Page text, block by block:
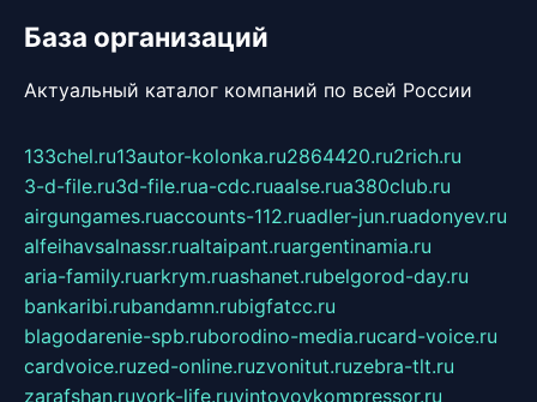
База организаций
Актуальный каталог компаний по всей России
133chel.ru13autor-kolonka.ru2864420.ru2rich.ru
3-d-file.ru3d-file.rua-cdc.ruaalse.rua380club.ru
airgungames.ruaccounts-112.ruadler-jun.ruadonyev.ru
alfeihavsalnassr.rualtaipant.ruargentinamia.ru
aria-family.ruarkrym.ruashanet.rubelgorod-day.ru
bankaribi.rubandamn.rubigfatcc.ru
blagodarenie-spb.ruborodino-media.rucard-voice.ru
cardvoice.ruzed-online.ruzvonitut.ruzebra-tlt.ru
zarafshan.ruyork-life.ruvintovoykompressor.ru